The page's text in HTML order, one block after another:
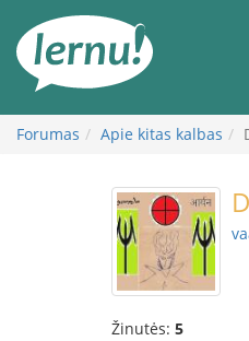
turinį
Forumas Apie kitas kalbas
Žinutės: 5